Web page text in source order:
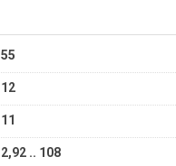
55
12
11
2,92 .. 108